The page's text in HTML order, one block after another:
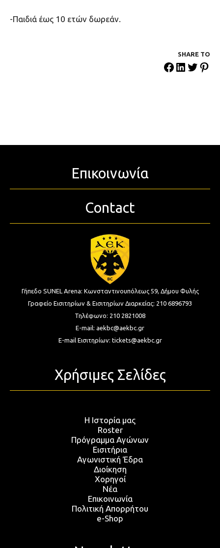
-Παιδιά έως 10 ετών δωρεάν.
SHARE ΤΟ
Επικοινωνία
Contact
Γήπεδο SUNEL Arena: Κωνσταντινουπόλεως 59, Δήμου Φυλής
Γραφείο Εισιτηρίων & Εισιτηρίων Διαρκείας: 210 6896793
Τηλέφωνο: 210 2821008
E-mail: aekbc@aekbc.gr
E-mail Εισιτηρίων: tickets@aekbc.gr
Χρήσιμες Σελίδες
Η Ιστορία μας
Roster
Πρόγραμμα Αγώνων
Εισιτήρια
Αγωνιστική Έδρα
Διοίκηση
Χορηγοί
Νέα
Επικοινωνία
Πολιτική Απορρήτου
e-Shop